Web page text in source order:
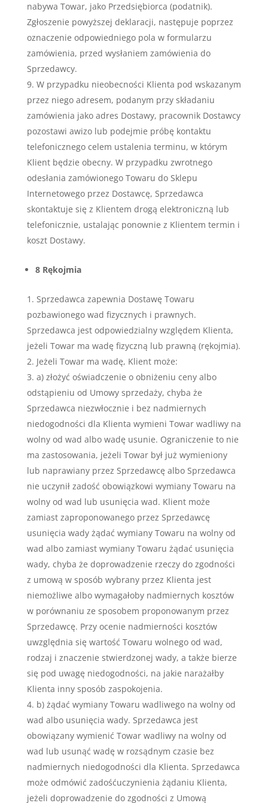
nabywa Towar, jako Przedsiębiorca (podatnik).
Zgłoszenie powyższej deklaracji, następuje poprzez
oznaczenie odpowiedniego pola w formularzu
zamówienia, przed wysłaniem zamówienia do
Sprzedawcy.
W przypadku nieobecności Klienta pod wskazanym
przez niego adresem, podanym przy składaniu
zamówienia jako adres Dostawy, pracownik Dostawcy
pozostawi awizo lub podejmie próbę kontaktu
telefonicznego celem ustalenia terminu, w którym
Klient będzie obecny. W przypadku zwrotnego
odesłania zamówionego Towaru do Sklepu
Internetowego przez Dostawcę, Sprzedawca
skontaktuje się z Klientem drogą elektroniczną lub
telefonicznie, ustalając ponownie z Klientem termin i
koszt Dostawy.
8 Rękojmia
Sprzedawca zapewnia Dostawę Towaru
pozbawionego wad fizycznych i prawnych.
Sprzedawca jest odpowiedzialny względem Klienta,
jeżeli Towar ma wadę fizyczną lub prawną (rękojmia).
Jeżeli Towar ma wadę, Klient może:
a) złożyć oświadczenie o obniżeniu ceny albo
odstąpieniu od Umowy sprzedaży, chyba że
Sprzedawca niezwłocznie i bez nadmiernych
niedogodności dla Klienta wymieni Towar wadliwy na
wolny od wad albo wadę usunie. Ograniczenie to nie
ma zastosowania, jeżeli Towar był już wymieniony
lub naprawiany przez Sprzedawcę albo Sprzedawca
nie uczynił zadość obowiązkowi wymiany Towaru na
wolny od wad lub usunięcia wad. Klient może
zamiast zaproponowanego przez Sprzedawcę
usunięcia wady żądać wymiany Towaru na wolny od
wad albo zamiast wymiany Towaru żądać usunięcia
wady, chyba że doprowadzenie rzeczy do zgodności
z umową w sposób wybrany przez Klienta jest
niemożliwe albo wymagałoby nadmiernych kosztów
w porównaniu ze sposobem proponowanym przez
Sprzedawcę. Przy ocenie nadmierności kosztów
uwzględnia się wartość Towaru wolnego od wad,
rodzaj i znaczenie stwierdzonej wady, a także bierze
się pod uwagę niedogodności, na jakie narażałby
Klienta inny sposób zaspokojenia.
b) żądać wymiany Towaru wadliwego na wolny od
wad albo usunięcia wady. Sprzedawca jest
obowiązany wymienić Towar wadliwy na wolny od
wad lub usunąć wadę w rozsądnym czasie bez
nadmiernych niedogodności dla Klienta. Sprzedawca
może odmówić zadośćuczynienia żądaniu Klienta,
jeżeli doprowadzenie do zgodności z Umową